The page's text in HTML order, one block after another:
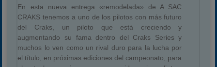
En esta nueva entrega «remodelada» de A SAC
CRAKS tenemos a uno de los pilotos con más futuro
del Craks, un piloto que está creciendo y
augmentando su fama dentro del Craks Series y
muchos lo ven como un rival duro para la lucha por
el título, en próximas ediciones del campeonato, para